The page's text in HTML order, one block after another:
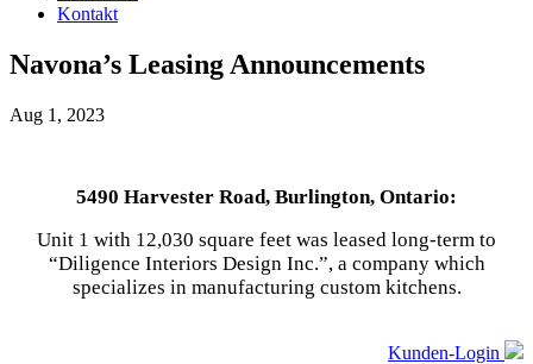
Kontakt
Navona’s Leasing Announcements
Aug 1, 2023
5490 Harvester Road, Burlington, Ontario:
Unit 1 with 12,030 square feet was leased long-term to
“Diligence Interiors Design Inc.”, a company which
specializes in manufacturing custom kitchens.
Kunden-Login